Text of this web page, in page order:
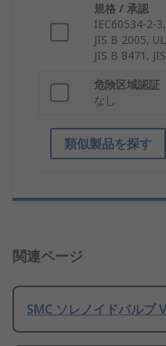
規格 / 承認
IEC60534-2-
JIS B 2005,
JIS B 8471,
危険区域認証
なし
類似製品を探す
関連ページ
SMC ソレノイドバルブ